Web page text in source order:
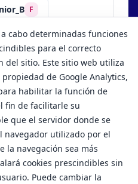
F
cabo determinadas funciones
para el correcto
del sitio. Este sitio web utiliza
de Google Analytics,
habilitar la función de
fin de facilitarle su
que el servidor donde se
navegador utilizado por el
la navegación sea más
cookies prescindibles sin
Puede cambiar la